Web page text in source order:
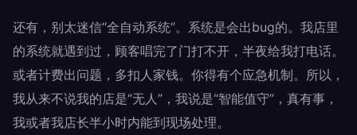
还有，别太迷信“全自动系统”。系统是会出bug的。我店里
的系统就遇到过，顾客唱完了门打不开，半夜给我打电话。
或者计费出问题，多扣人家钱。你得有个应急机制。所以，
我从来不说我的店是“无人”，我说是“智能值守”，真有事，
我或者我店长半小时内能到现场处理。